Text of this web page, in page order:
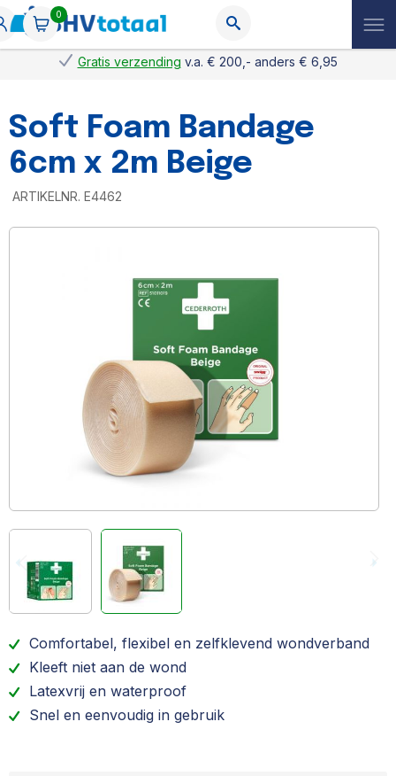
Gratis verzending v.a. € 200,- anders € 6,95
0
Soft Foam Bandage
6cm x 2m Beige
ARTIKELNR. E4462
Comfortabel, flexibel en zelfklevend wondverband
Kleeft niet aan de wond
Latexvrij en waterproof
Snel en eenvoudig in gebruik